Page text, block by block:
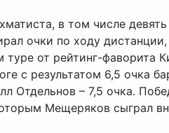
в том числе
очки по ходу дистанции,
от рейтинг-фаворита
с результатом 6,5 очка
Отдельнов – 7,5 очка.
Мещеряков сыграл